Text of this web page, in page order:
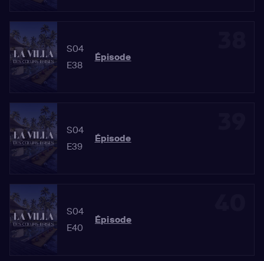
S04
E38
Épisode
S04
E39
Épisode
S04
E40
Épisode